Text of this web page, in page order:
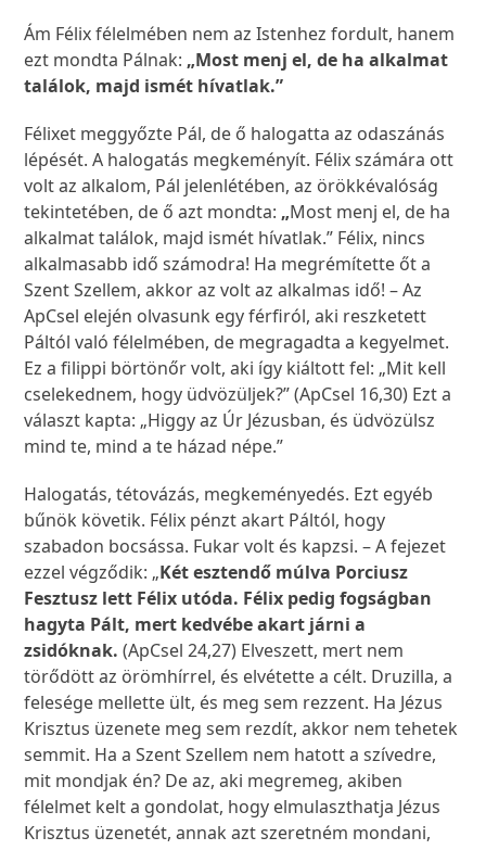
Ám Félix félelmében nem az Istenhez fordult, hanem
ezt mondta Pálnak: „Most menj el, de ha alkalmat
találok, majd ismét hívatlak.”
Félixet meggyőzte Pál, de ő halogatta az odaszánás
lépését. A halogatás megkeményít. Félix számára ott
volt az alkalom, Pál jelenlétében, az örökkévalóság
tekintetében, de ő azt mondta: „Most menj el, de ha
alkalmat találok, majd ismét hívatlak.” Félix, nincs
alkalmasabb idő számodra! Ha megrémítette őt a
Szent Szellem, akkor az volt az alkalmas idő! – Az
ApCsel elején olvasunk egy férfiról, aki reszketett
Páltól való félelmében, de megragadta a kegyelmet.
Ez a filippi börtönőr volt, aki így kiáltott fel: „Mit kell
cselekednem, hogy üdvözüljek?” (ApCsel 16,30) Ezt a
választ kapta: „Higgy az Úr Jézusban, és üdvözülsz
mind te, mind a te házad népe.”
Halogatás, tétovázás, megkeményedés. Ezt egyéb
bűnök követik. Félix pénzt akart Páltól, hogy
szabadon bocsássa. Fukar volt és kapzsi. – A fejezet
ezzel végződik: „Két esztendő múlva Porciusz
Fesztusz lett Félix utóda. Félix pedig fogságban
hagyta Pált, mert kedvébe akart járni a
zsidóknak.(ApCsel 24,27) Elveszett, mert nem
törődött az örömhírrel, és elvétette a célt. Druzilla, a
felesége mellette ült, és meg sem rezzent. Ha Jézus
Krisztus üzenete meg sem rezdít, akkor nem tehetek
semmit. Ha a Szent Szellem nem hatott a szívedre,
mit mondjak én? De az, aki megremeg, akiben
félelmet kelt a gondolat, hogy elmulaszthatja Jézus
Krisztus üzenetét, annak azt szeretném mondani,